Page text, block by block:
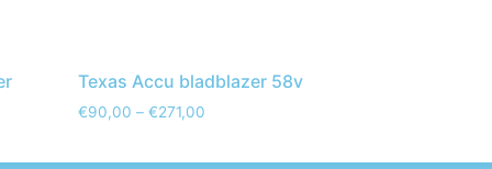
Texas Accu bladblazer 58v
€90,00 – €271,00